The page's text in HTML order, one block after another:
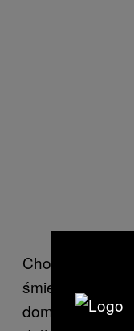
Choć
śmiertelną
domem dla